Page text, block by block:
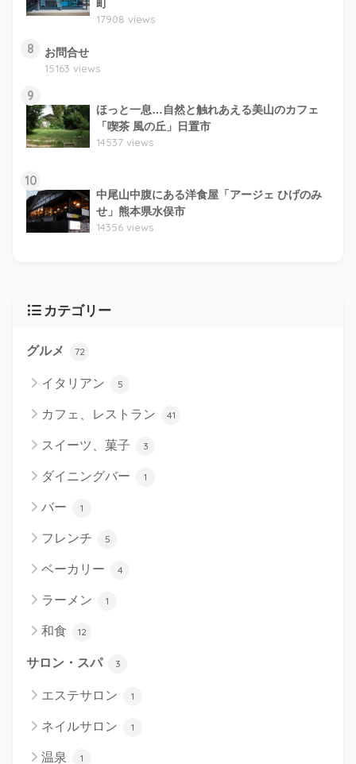
町
17908 views
8
お問合せ
15163 views
9
ほっと一息…自然と触れあえる美山のカフェ
「喫茶 風の丘」日置市
14537 views
10
中尾山中腹にある洋食屋「アージェ ひげのみ
せ」熊本県水俣市
14356 views
カテゴリー
グルメ 72
イタリアン 5
カフェ、レストラン 41
スイーツ、菓子 3
ダイニングバー 1
バー 1
フレンチ 5
ベーカリー 4
ラーメン 1
和食 12
サロン・スパ 3
エステサロン 1
ネイルサロン 1
温泉 1